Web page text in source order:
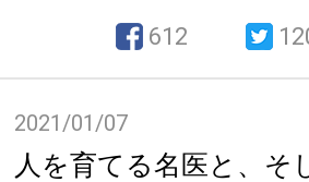
612
2021/01/07
人を育てる名医と、そ